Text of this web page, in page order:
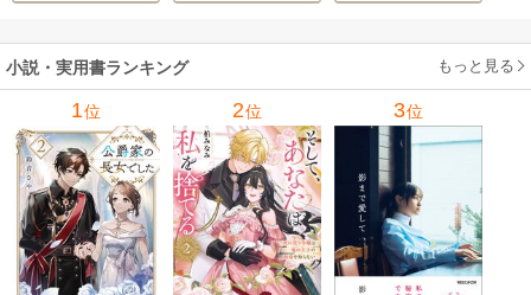
小説・実用書ランキング もっと見る
1位 2位 3位